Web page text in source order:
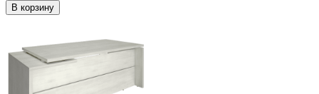
В корзину